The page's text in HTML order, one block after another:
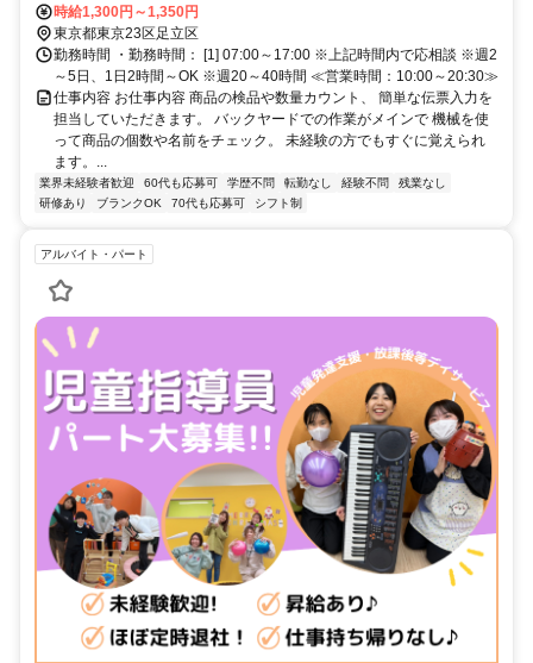
川線 小台徒歩約12分、都電荒川線 熊野前出入口1徒歩約14分 日暮
里・舎人ﾗｲﾅｰ「足立小台駅」より徒歩3分＊自転車通勤OK
時給1,300円～1,350円
東京都東京23区足立区
勤務時間 ・勤務時間： [1] 07:00～17:00 ※上記時間内で応相談 ※週2
～5日、1日2時間～OK ※週20～40時間 ≪営業時間：10:00～20:30≫
仕事内容 お仕事内容 商品の検品や数量カウント、 簡単な伝票入力を
担当していただきます。 バックヤードでの作業がメインで 機械を使
って商品の個数や名前をチェック。 未経験の方でもすぐに覚えられ
ます。...
業界未経験者歓迎 60代も応募可 学歴不問 転勤なし 経験不問
残業なし
研修あり
ブランクOK 70代も応募可 シフト制
アルバイト・パート